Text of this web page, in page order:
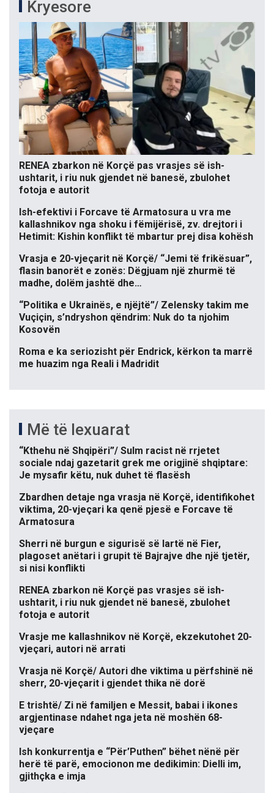
Kryesore
RENEA zbarkon në Korçë pas vrasjes së ish-
ushtarit, i riu nuk gjendet në banesë, zbulohet
fotoja e autorit
Ish-efektivi i Forcave të Armatosura u vra me
kallashnikov nga shoku i fëmijërisë, zv. drejtori i
Hetimit: Kishin konflikt të mbartur prej disa kohësh
Vrasja e 20-vjeçarit në Korçë/ “Jemi të frikësuar”,
flasin banorët e zonës: Dëgjuam një zhurmë të
madhe, dolëm jashtë dhe…
“Politika e Ukrainës, e njëjtë”/ Zelensky takim me
Vuçiçin, s’ndryshon qëndrim: Nuk do ta njohim
Kosovën
Roma e ka seriozisht për Endrick, kërkon ta marrë
me huazim nga Reali i Madridit
Më të lexuarat
“Kthehu në Shqipëri”/ Sulm racist në rrjetet
sociale ndaj gazetarit grek me origjinë shqiptare:
Je mysafir këtu, nuk duhet të flasësh
Zbardhen detaje nga vrasja në Korçë, identifikohet
viktima, 20-vjeçari ka qenë pjesë e Forcave të
Armatosura
Sherri në burgun e sigurisë së lartë në Fier,
plagoset anëtari i grupit të Bajrajve dhe një tjetër,
si nisi konflikti
RENEA zbarkon në Korçë pas vrasjes së ish-
ushtarit, i riu nuk gjendet në banesë, zbulohet
fotoja e autorit
Vrasje me kallashnikov në Korçë, ekzekutohet 20-
vjeçari, autori në arrati
Vrasja në Korçë/ Autori dhe viktima u përfshinë në
sherr, 20-vjeçarit i gjendet thika në dorë
E trishtë/ Zi në familjen e Messit, babai i ikones
argjentinase ndahet nga jeta në moshën 68-
vjeçare
Ish konkurrentja e “Për’Puthen” bëhet nënë për
herë të parë, emocionon me dedikimin: Dielli im,
gjithçka e imja